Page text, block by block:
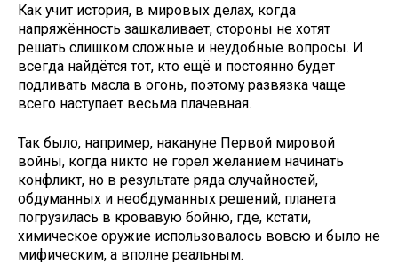
Как учит история, в мировых делах, когда
напряжённость зашкаливает, стороны не хотят
решать слишком сложные и неудобные вопросы. И
всегда найдётся тот, кто ещё и постоянно будет
подливать масла в огонь, поэтому развязка чаще
всего наступает весьма плачевная.
Так было, например, накануне Первой мировой
войны, когда никто не горел желанием начинать
конфликт, но в результате ряда случайностей,
обдуманных и необдуманных решений, планета
погрузилась в кровавую бойню, где, кстати,
химическое оружие использовалось вовсю и было не
мифическим, а вполне реальным.